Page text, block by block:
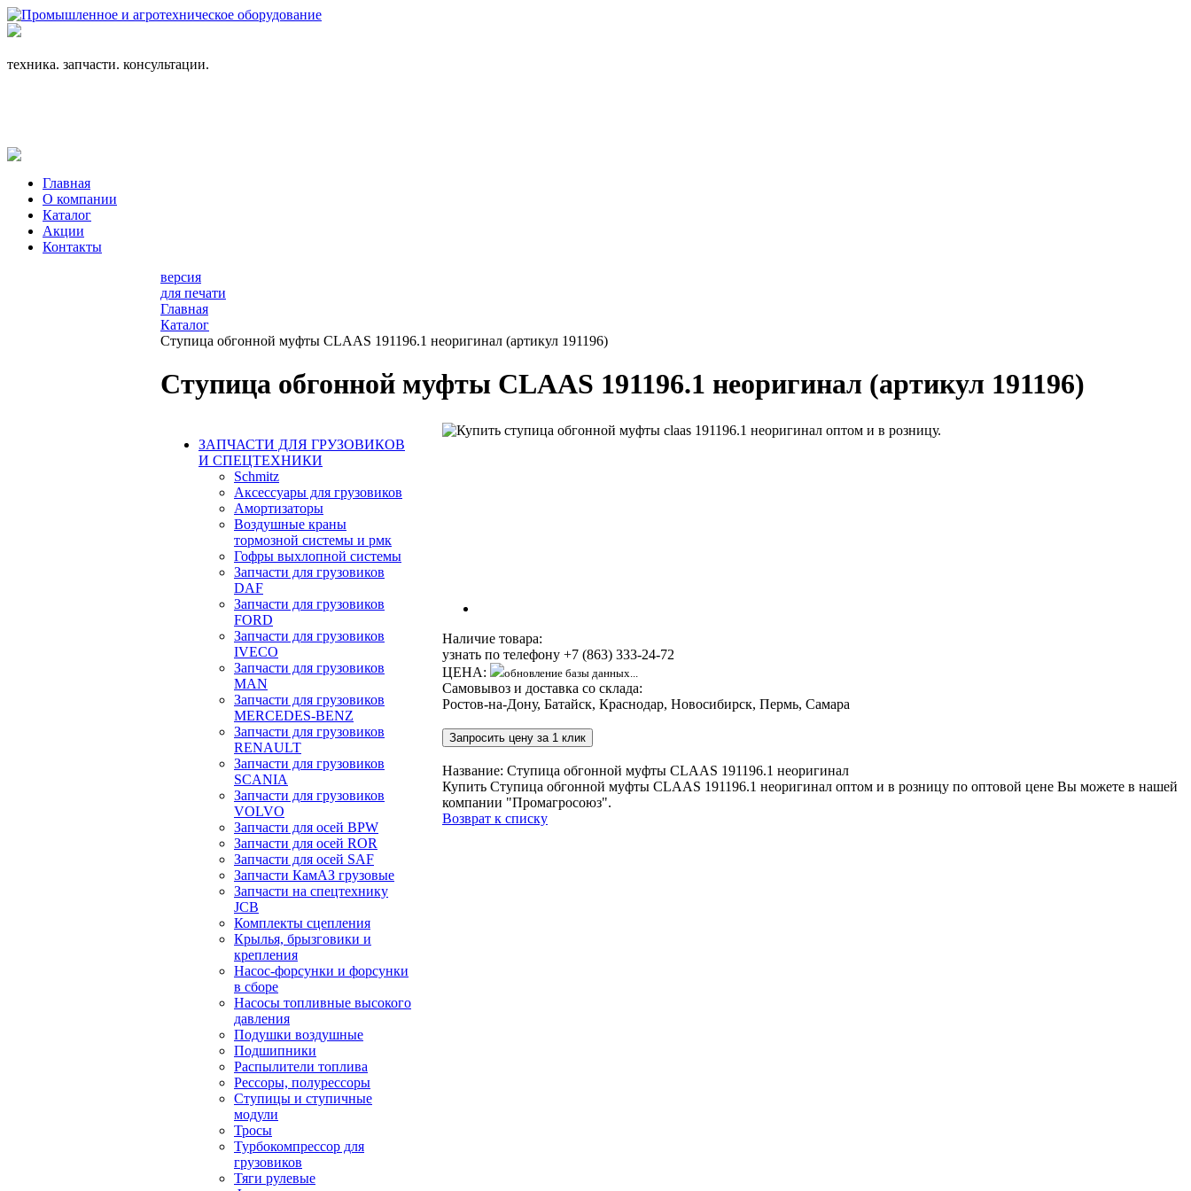
техника. запчасти. консультации.
Главная
О компании
Каталог
Акции
Контакты
версия
для печати
Главная
Каталог
Ступица обгонной муфты CLAAS 191196.1 неоригинал (артикул 191196)
Ступица обгонной муфты CLAAS 191196.1 неоригинал (артикул 191196)
ЗАПЧАСТИ ДЛЯ ГРУЗОВИКОВ
И СПЕЦТЕХНИКИ
Schmitz
Аксессуары для грузовиков
Амортизаторы
Воздушные краны
тормозной системы и рмк
Гофры выхлопной системы
Запчасти для грузовиков
DAF
Запчасти для грузовиков
FORD
Запчасти для грузовиков
IVECO
Запчасти для грузовиков
MAN
Запчасти для грузовиков
MERCEDES-BENZ
Запчасти для грузовиков
RENAULT
Запчасти для грузовиков
SCANIA
Запчасти для грузовиков
VOLVO
Запчасти для осей BPW
Запчасти для осей ROR
Запчасти для осей SAF
Запчасти КамАЗ грузовые
Запчасти на спецтехнику
JCB
Комплекты сцепления
Крылья, брызговики и
крепления
Насос-форсунки и форсунки
в сборе
Насосы топливные высокого
давления
Подушки воздушные
Подшипники
Распылители топлива
Рессоры, полурессоры
Ступицы и ступичные
модули
Тросы
Турбокомпрессор для
грузовиков
Тяги рулевые
Наличие товара:
узнать по телефону +7 (863) 333-24-72
ЦЕНА:
обновление базы данных...
Самовывоз и доставка со склада:
Ростов-на-Дону, Батайск, Краснодар, Новосибирск, Пермь, Самара
Запросить цену за 1 клик
Название: Ступица обгонной муфты CLAAS 191196.1 неоригинал
Купить Ступица обгонной муфты CLAAS 191196.1 неоригинал оптом и в розницу по оптовой цене Вы можете в нашей
компании "Промагросоюз".
Возврат к списку